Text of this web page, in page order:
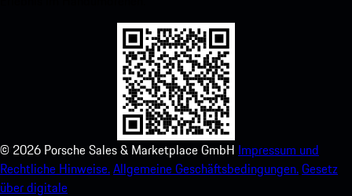
© 2026 Porsche Sales & Marketplace GmbH Impressum und
Rechtliche Hinweise.Allgemeine Geschäftsbedingungen.Gesetz
über digitale